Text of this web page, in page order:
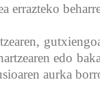
errazteko
edo
aurka